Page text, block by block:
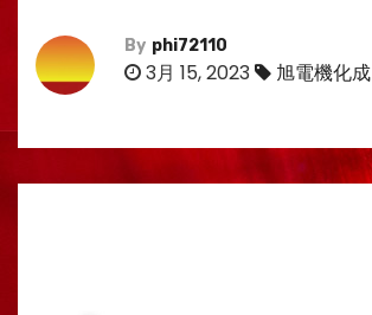
By phi72110
3月 15, 2023 旭電機化成